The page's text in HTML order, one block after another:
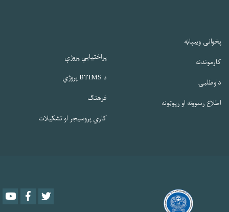
پخوانۍ ویبپاڼه
کارموندنه
داوطلبۍ
اطلاع رسوونه او رپوټونه
پراختیایي پروژې
د BTIMS پروژي
فرهنګ
کاري پروسیجر او تشکیلات
Youtube Facebook